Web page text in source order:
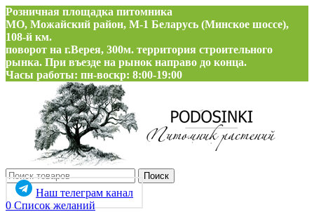
Розничная площадка питомника
МО, Можайский район, М-1 Беларусь (Минское шоссе),
108-й км.
поворот на г.Верея, 300м. территория строительного
рынка. При въезде на рынок направо до конца.
Часы работы: пн-воскр: 8:00-19:00
Поиск
Наш телеграм канал
0 Список желаний